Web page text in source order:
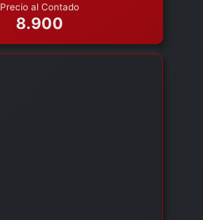
Precio al Contado
8.900